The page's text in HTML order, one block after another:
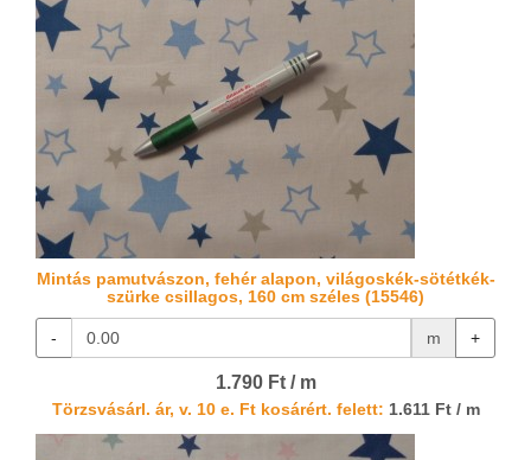
Mintás pamutvászon, fehér alapon, világoskék-sötétkék-
szürke csillagos, 160 cm széles (15546)
- m +
1.790 Ft / m
Törzsvásárl. ár, v. 10 e. Ft kosárért. felett: 1.611 Ft / m